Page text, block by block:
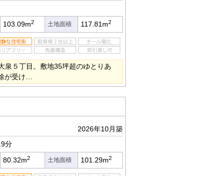
103.09m2 土地面積 117.81m2
泉５丁目。敷地35坪超のゆとりあ
が受け…
2026年10月築
分
80.32m2 土地面積 101.29m2